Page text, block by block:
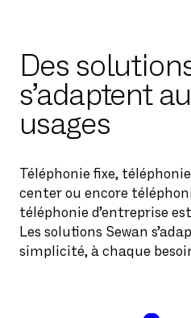
Des
s’adaptent
usages
Téléphonie fixe,
center ou encore
téléphonie d’entreprise
Les solutions Sewan
simplicité, à chaque